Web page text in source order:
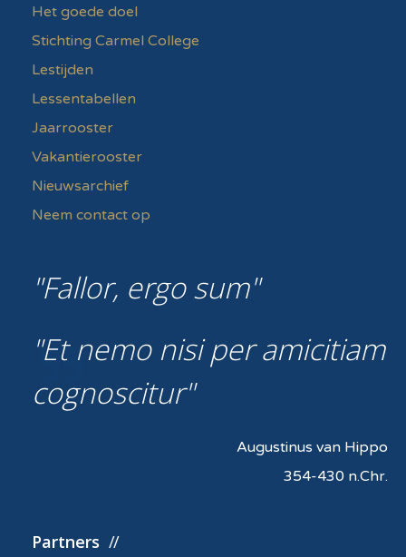
Het goede doel
Stichting Carmel College
Lestijden
Lessentabellen
Jaarrooster
Vakantierooster
Nieuwsarchief
Neem contact op
Fallor, ergo sum
Et nemo nisi per amicitiam
cognoscitur
Augustinus van Hippo
354-430 n.Chr.
Partners